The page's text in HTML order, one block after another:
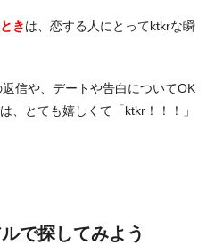
きは、恋する人にとってktkrな瞬
信や、デートや告白についてOK
、とても嬉しくて「ktkr！！！」
で探してみよう